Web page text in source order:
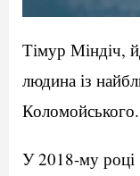
Тімур Міндіч,
людина із
Коломойського.
У 2018-му році